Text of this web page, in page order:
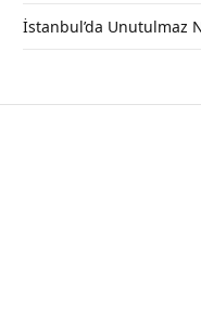
İstanbul’da Unutulmaz